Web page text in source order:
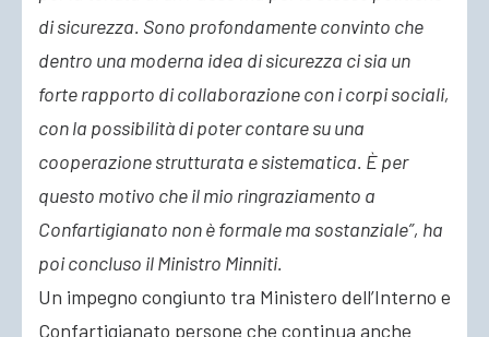
di sicurezza. Sono profondamente convinto che
dentro una moderna idea di sicurezza ci sia un
forte rapporto di collaborazione con i corpi sociali,
con la possibilità di poter contare su una
cooperazione strutturata e sistematica. È per
questo motivo che il mio ringraziamento a
Confartigianato non è formale ma sostanziale”, ha
poi concluso il Ministro Minniti.
Un impegno congiunto tra Ministero dell’Interno e
Confartigianato persone che continua anche